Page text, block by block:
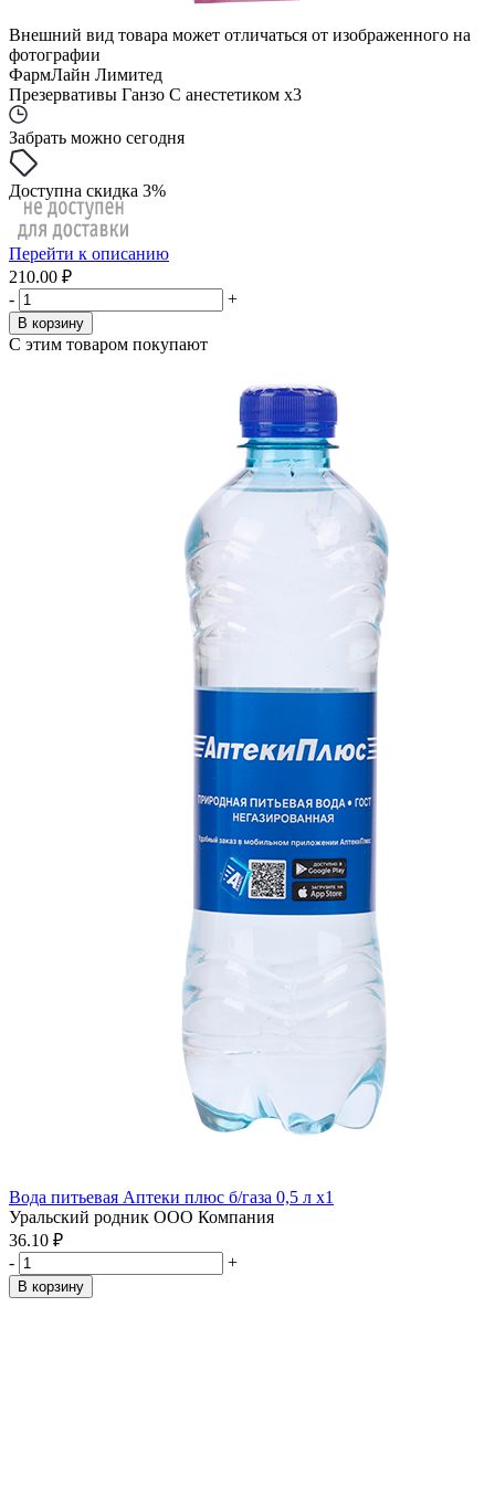
Внешний вид товара может отличаться от изображенного на
фотографии
ФармЛайн Лимитед
Презервативы Ганзо С анестетиком x3
Забрать можно сегодня
Доступна скидка 3%
Перейти к описанию
210.00 ₽
-
+
В корзину
С этим товаром покупают
Вода питьевая Аптеки плюс б/газа 0,5 л x1
Уральский родник ООО Компания
36.10 ₽
-
+
В корзину